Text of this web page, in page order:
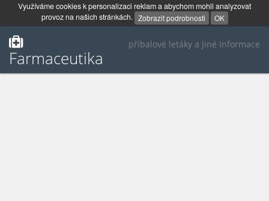
Využíváme cookies k personalizaci reklam a abychom mohli analyzovat
provoz na našich stránkách. Zobrazit podrobnosti OK
příbalové letáky a jiné informace
Farmaceutika